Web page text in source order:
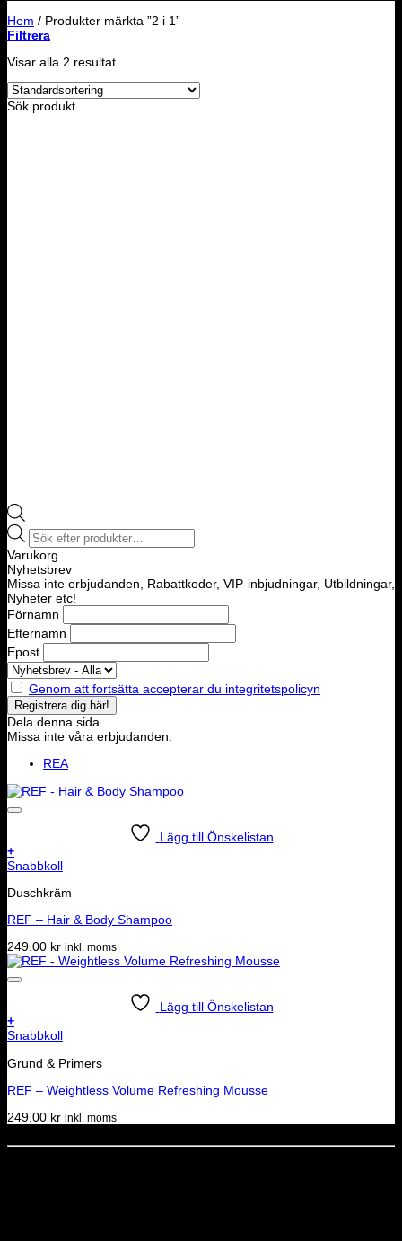
Hem / Produkter märkta ”2 i 1”
Filtrera
Visar alla 2 resultat
Sök produkt
Products
search
Varukorg
Nyhetsbrev
Missa inte erbjudanden, Rabattkoder, VIP-inbjudningar, Utbildningar,
Nyheter etc!
Förnamn
Efternamn
Epost
Genom att fortsätta accepterar du integritetspolicyn
Dela denna sida
Missa inte våra erbjudanden:
REA
Lägg till Önskelistan
+
Snabbkoll
Duschkräm
REF – Hair & Body Shampoo
249.00 kr inkl. moms
Lägg till Önskelistan
+
Snabbkoll
Grund & Primers
REF – Weightless Volume Refreshing Mousse
249.00 kr inkl. moms